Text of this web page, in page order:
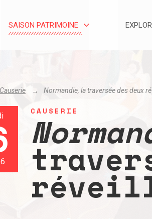
SAISON PATRIMOINE
Causerie Normandie, la traversée des deux
CAUSERIE